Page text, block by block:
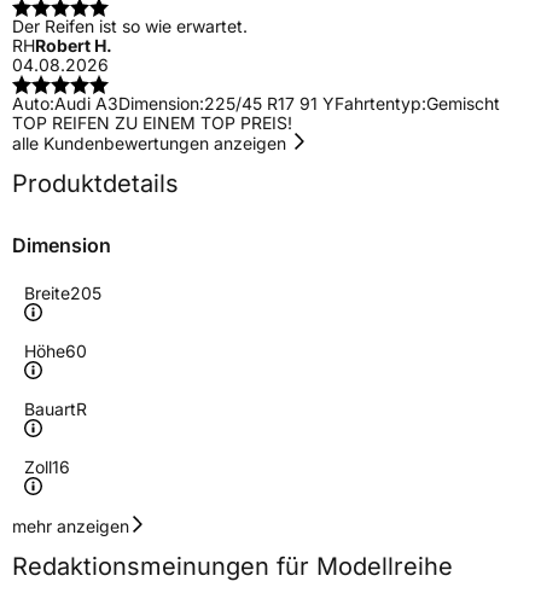
Der Reifen ist so wie erwartet.
RHRobert H.
04.08.2026
Auto:Audi A3Dimension:225/45 R17 91 YFahrtentyp:Gemischt
TOP REIFEN ZU EINEM TOP PREIS!
alle Kundenbewertungen anzeigen
Produktdetails
Dimension
Breite205
Höhe60
BauartR
Zoll16
Geschwindigkeitsindex
Höchstgeschwindigkeit
210 km/h
mehr anzeigen
Redaktionsmeinungen für Modellreihe